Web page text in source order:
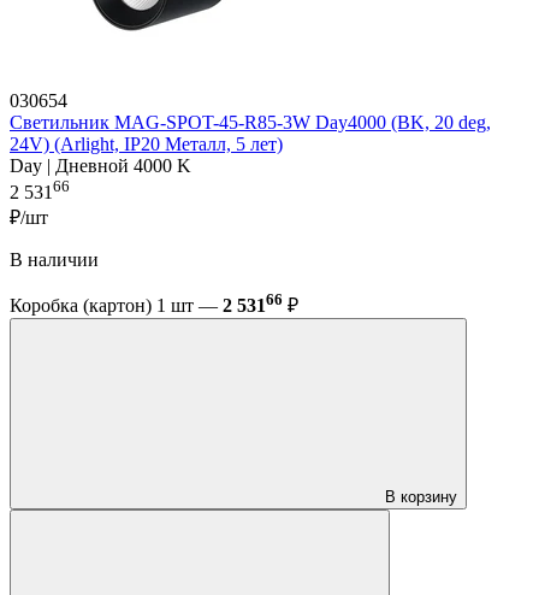
030654
Светильник MAG-SPOT-45-R85-3W Day4000 (BK, 20 deg,
24V) (Arlight, IP20 Металл, 5 лет)
Day | Дневной 4000 K
2 531 66
₽/шт
В наличии
Коробка (картон) 1 шт — 2 53166 ₽
В корзину